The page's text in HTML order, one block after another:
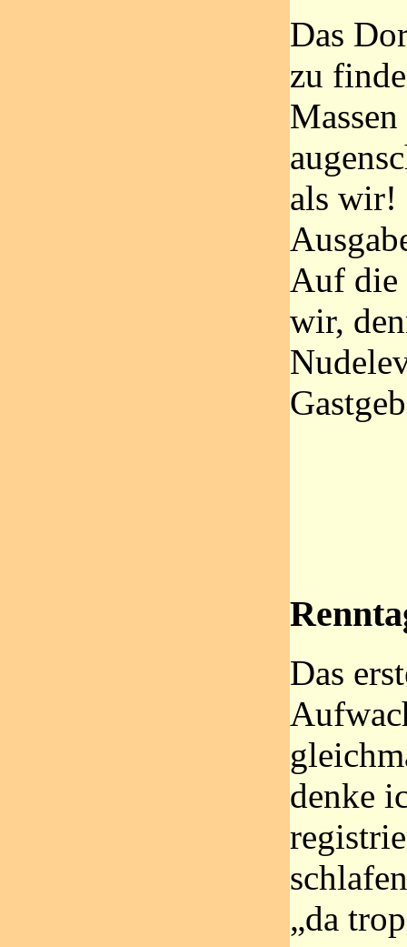
Das
zu
als wir!
Auf die
wir,
Das
denke
„da